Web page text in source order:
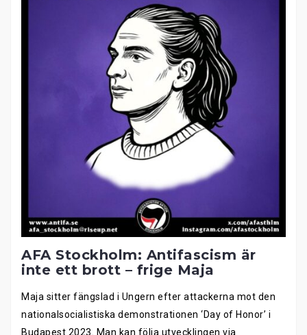
AFA Stockholm: Antifascism är
inte ett brott – frige Maja
Maja sitter fängslad i Ungern efter attackerna mot den
nationalsocialistiska demonstrationen ‘Day of Honor’ i
Budapest 2023. Man kan följa utvecklingen via